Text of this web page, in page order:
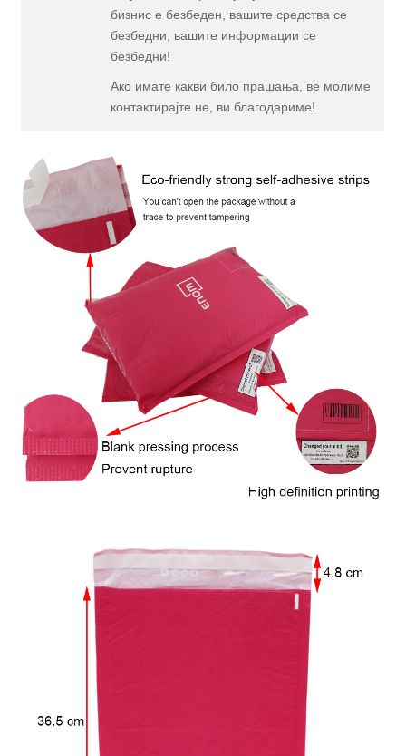
бизнис е безбеден, вашите средства се
безбедни, вашите информации се
безбедни!
Ако имате какви било прашања, ве молиме
контактирајте не, ви благодариме!